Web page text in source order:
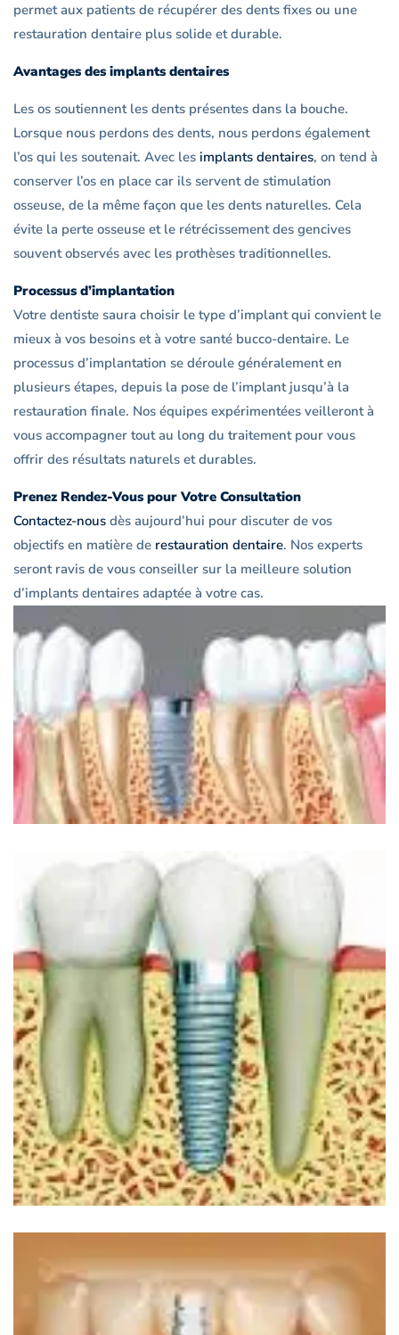
permet aux patients de récupérer des dents fixes ou une
restauration dentaire plus solide et durable.
Avantages des implants dentaires
Les os soutiennent les dents présentes dans la bouche.
Lorsque nous perdons des dents, nous perdons également
l’os qui les soutenait. Avec les implants dentaires, on tend à
conserver l’os en place car ils servent de stimulation
osseuse, de la même façon que les dents naturelles. Cela
évite la perte osseuse et le rétrécissement des gencives
souvent observés avec les prothèses traditionnelles.
Processus d’implantation
Votre dentiste saura choisir le type d’implant qui convient le
mieux à vos besoins et à votre santé bucco-dentaire. Le
processus d’implantation se déroule généralement en
plusieurs étapes, depuis la pose de l’implant jusqu’à la
restauration finale. Nos équipes expérimentées veilleront à
vous accompagner tout au long du traitement pour vous
offrir des résultats naturels et durables.
Prenez Rendez-Vous pour Votre Consultation
Contactez-nous dès aujourd’hui pour discuter de vos
objectifs en matière de restauration dentaire. Nos experts
seront ravis de vous conseiller sur la meilleure solution
d’implants dentaires adaptée à votre cas.